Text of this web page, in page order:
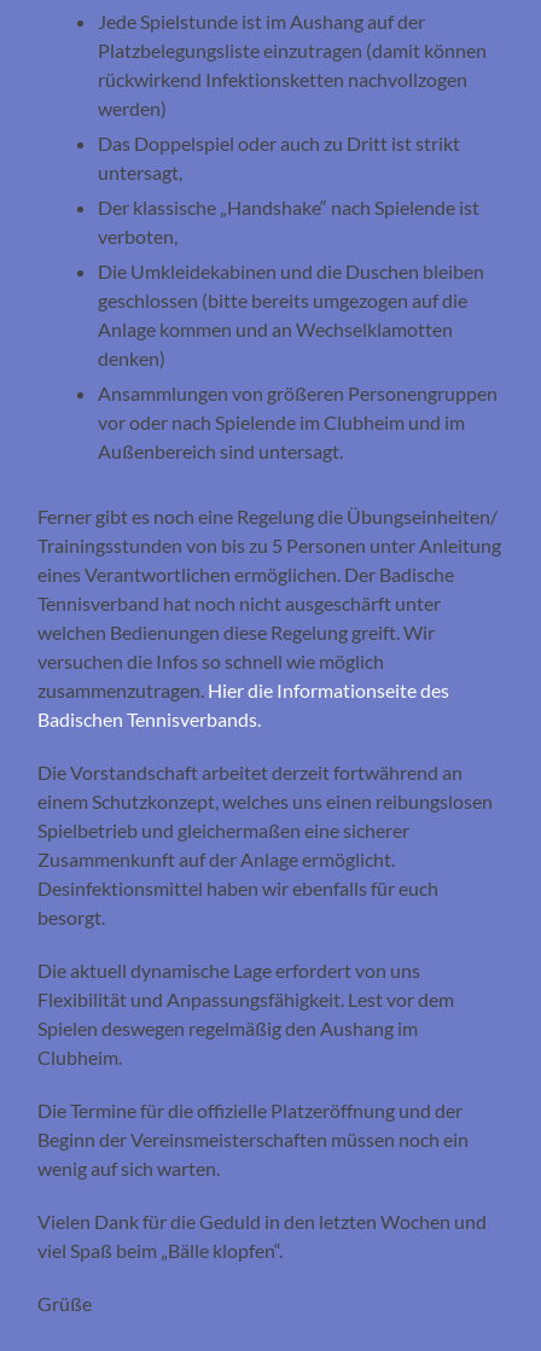
Jede Spielstunde ist im Aushang auf der
Platzbelegungsliste einzutragen (damit können
rückwirkend Infektionsketten nachvollzogen
werden)
Das Doppelspiel oder auch zu Dritt ist strikt
untersagt,
Der klassische „Handshake“ nach Spielende ist
verboten,
Die Umkleidekabinen und die Duschen bleiben
geschlossen (bitte bereits umgezogen auf die
Anlage kommen und an Wechselklamotten
denken)
Ansammlungen von größeren Personengruppen
vor oder nach Spielende im Clubheim und im
Außenbereich sind untersagt.
Ferner gibt es noch eine Regelung die Übungseinheiten/
Trainingsstunden von bis zu 5 Personen unter Anleitung
eines Verantwortlichen ermöglichen. Der Badische
Tennisverband hat noch nicht ausgeschärft unter
welchen Bedienungen diese Regelung greift. Wir
versuchen die Infos so schnell wie möglich
zusammenzutragen. Hier die Informationseite des
Badischen Tennisverbands.
Die Vorstandschaft arbeitet derzeit fortwährend an
einem Schutzkonzept, welches uns einen reibungslosen
Spielbetrieb und gleichermaßen eine sicherer
Zusammenkunft auf der Anlage ermöglicht.
Desinfektionsmittel haben wir ebenfalls für euch
besorgt.
Die aktuell dynamische Lage erfordert von uns
Flexibilität und Anpassungsfähigkeit. Lest vor dem
Spielen deswegen regelmäßig den Aushang im
Clubheim.
Die Termine für die offizielle Platzeröffnung und der
Beginn der Vereinsmeisterschaften müssen noch ein
wenig auf sich warten.
Vielen Dank für die Geduld in den letzten Wochen und
viel Spaß beim „Bälle klopfen“.
Grüße